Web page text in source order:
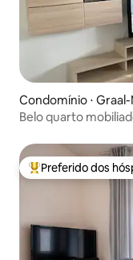
Condomínio ⋅
Belo quarto
Entre os melhores
Preferido dos